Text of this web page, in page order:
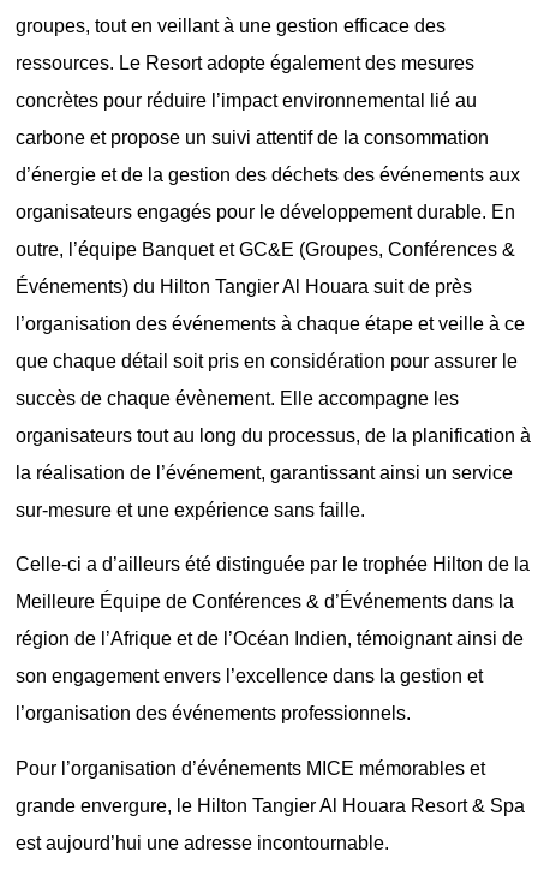
groupes, tout en veillant à une gestion efficace des
ressources. Le Resort adopte également des mesures
concrètes pour réduire l’impact environnemental lié au
carbone et propose un suivi attentif de la consommation
d’énergie et de la gestion des déchets des événements aux
organisateurs engagés pour le développement durable. En
outre, l’équipe Banquet et GC&E (Groupes, Conférences &
Événements) du Hilton Tangier Al Houara suit de près
l’organisation des événements à chaque étape et veille à ce
que chaque détail soit pris en considération pour assurer le
succès de chaque évènement. Elle accompagne les
organisateurs tout au long du processus, de la planification à
la réalisation de l’événement, garantissant ainsi un service
sur-mesure et une expérience sans faille.
Celle-ci a d’ailleurs été distinguée par le trophée Hilton de la
Meilleure Équipe de Conférences & d’Événements dans la
région de l’Afrique et de l’Océan Indien, témoignant ainsi de
son engagement envers l’excellence dans la gestion et
l’organisation des événements professionnels.
Pour l’organisation d’événements MICE mémorables et
grande envergure, le Hilton Tangier Al Houara Resort & Spa
est aujourd’hui une adresse incontournable.